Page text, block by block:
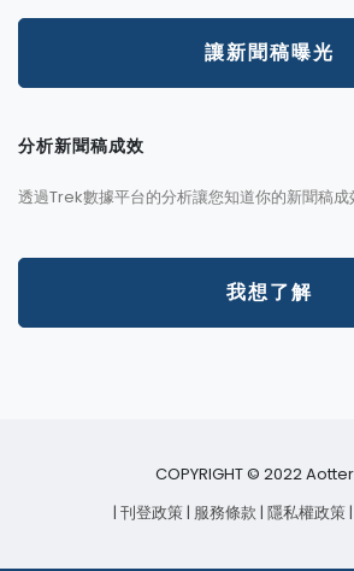
讓新聞稿曝光
分析新聞稿成效
透過Trek數據平台的分析讓您知道你的新聞稿成
我想了解
COPYRIGHT © 2022
| 刊登政策| 服務條款 | 隱私權政策